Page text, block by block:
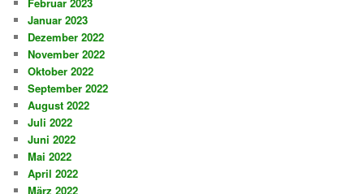
Januar 2023
Dezember 2022
November 2022
Oktober 2022
September 2022
August 2022
Juli 2022
Juni 2022
Mai 2022
April 2022
März 2022